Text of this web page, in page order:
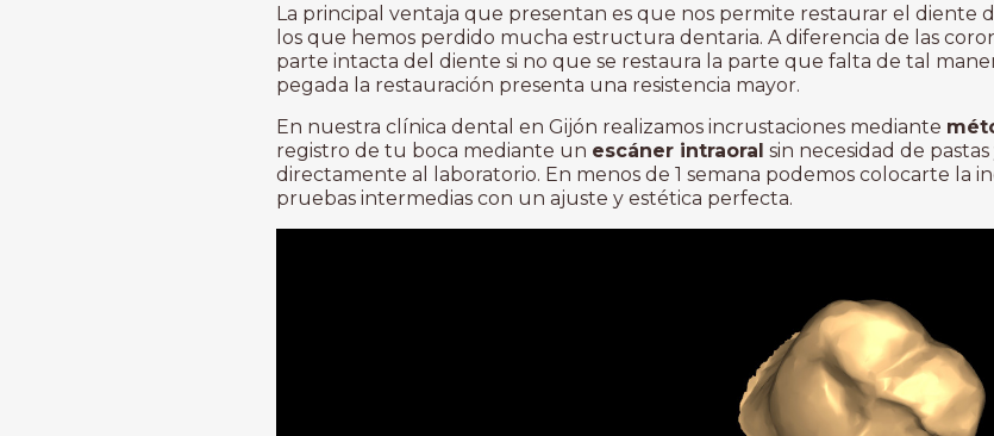
La principal ventaja que presentan es que nos permite restaurar el diente
los que hemos perdido mucha estructura dentaria. A diferencia de las
parte intacta del diente si no que se restaura la parte que falta de tal
pegada la restauración presenta una resistencia mayor.
En nuestra clínica dental en Gijón realizamos incrustaciones mediante
registro de tu boca mediante un escáner intraoral sin necesidad de
directamente al laboratorio. En menos de 1 semana podemos colocarte la
pruebas intermedias con un ajuste y estética perfecta.